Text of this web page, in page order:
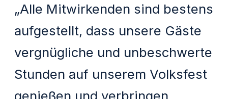
„Alle Mitwirkenden sind bestens
aufgestellt, dass unsere Gäste
vergnügliche und unbeschwerte
Stunden auf unserem Volksfest
genießen und verbringen